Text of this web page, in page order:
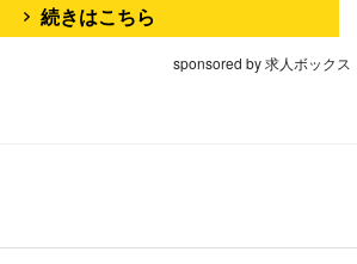
続きはこちら
sponsored by 求人ボックス